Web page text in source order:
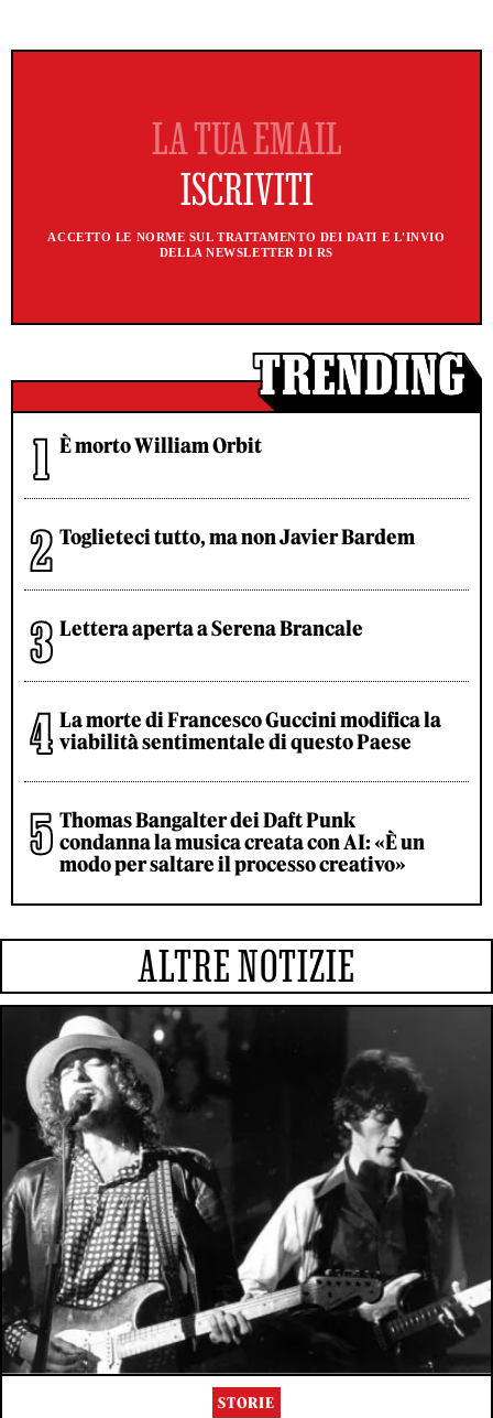
ACCETTO LE NORME SUL TRATTAMENTO DEI DATI E L'INVIO
DELLA NEWSLETTER DI RS
È morto William Orbit
Toglieteci tutto, ma non Javier Bardem
Lettera aperta a Serena Brancale
La morte di Francesco Guccini modifica la
viabilità sentimentale di questo Paese
Thomas Bangalter dei Daft Punk
condanna la musica creata con AI: «È un
modo per saltare il processo creativo»
ALTRE NOTIZIE
STORIE